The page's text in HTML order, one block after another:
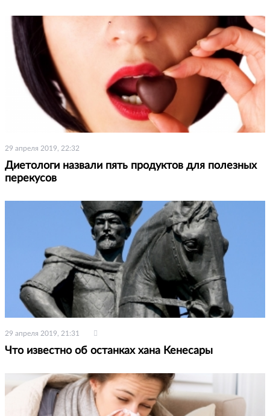
29 апреля 2019, 22:32
Диетологи назвали пять продуктов для полезных
перекусов
29 апреля 2019, 21:31
Что известно об останках хана Кенесары